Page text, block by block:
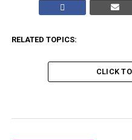
RELATED TOPICS:
CLICK